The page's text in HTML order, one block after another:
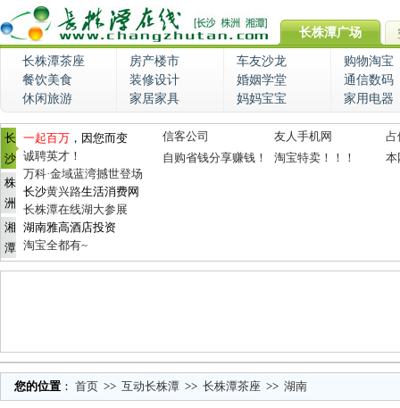
长株潭广场
长株潭茶座 房产楼市 车友沙龙
购物淘宝
餐饮美食
装修设计 婚姻学堂
通信数码
休闲旅游
家居家具 妈妈宝宝 家用电器
长
沙
株
洲
湘
潭
一起百万 ，因您而变
诚聘英才！
万科·金域蓝湾撼世登场
长沙黄兴路生活消费网
长株潭在线湖大参展
湖南雅高酒店投资
淘宝全都有~
信客公司 友人手机网
占
自购省钱分享赚钱！
淘宝特卖！！！ 本
您的位置 ： 首页 >> 互动长株潭 >> 长株潭茶座 >> 湖南